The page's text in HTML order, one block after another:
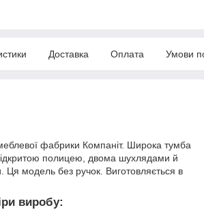
Доставка Оплата Умови
фабрики Компаніт. Широка тумба
полицею, двома шухлядами й
модель без ручок. Виготовляється в
виробу: